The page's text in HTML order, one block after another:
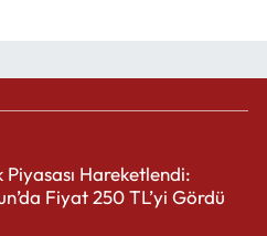
Piyasası Hareketlendi:
Fiyat 250 TL’yi Gördü